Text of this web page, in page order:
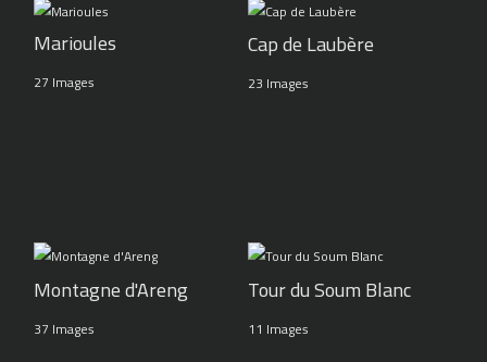
Marioules
27 Images
Cap de Laubère
23 Images
Montagne d'Areng
37 Images
Tour du Soum Blanc
11 Images